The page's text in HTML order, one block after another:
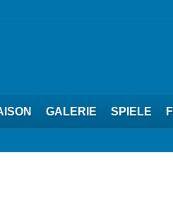
GALERIE SPIELE